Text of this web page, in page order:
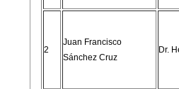
2
Juan Francisco
Sánchez Cruz
Dr.